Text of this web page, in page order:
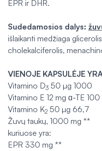
EPR ir DHR.
Sudedamosios dalys:
išlaikanti medžiaga
cholekalciferolis,
VIENOJE KAPSULĖJE
Vitamino D3 50 µg 1000
Vitamino E 12 mg ɑ-TE 100
Vitamino K2 50 µg 66,7
Žuvų taukų, 1000 mg **
kuriuose yra:
EPR 330 mg **